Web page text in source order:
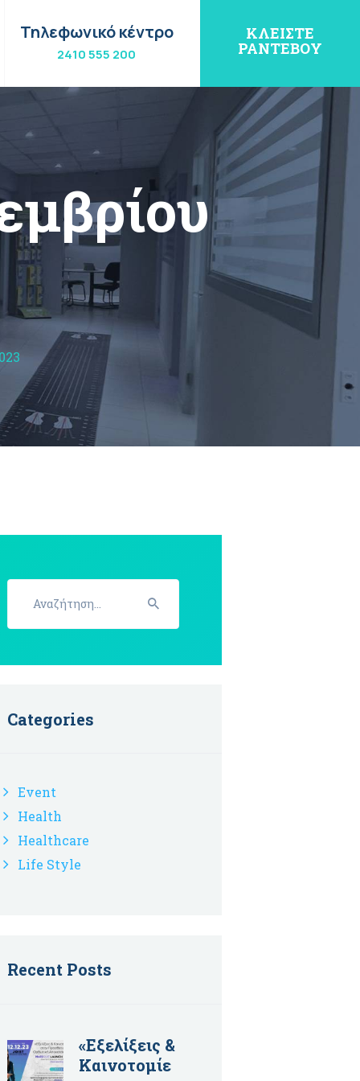
Τηλεφωνικό κέντρο
2410 555 200
ΚΛΕΙΣΤΕ
ΡΑΝΤΕΒΟΥ
Categories
Event
Health
Healthcare
Life Style
Recent Posts
«Εξελίξεις &
Καινοτομίε